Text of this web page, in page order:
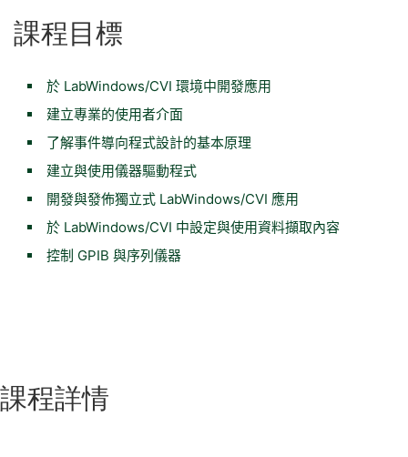
課程目標
於 LabWindows/CVI 環境中開發應用
建立專業的使用者介面
了解事件導向程式設計的基本原理
建立與使用儀器驅動程式
開發與發佈獨立式 LabWindows/CVI 應用
於 LabWindows/CVI 中設定與使用資料擷取內容
控制 GPIB 與序列儀器
課程詳情